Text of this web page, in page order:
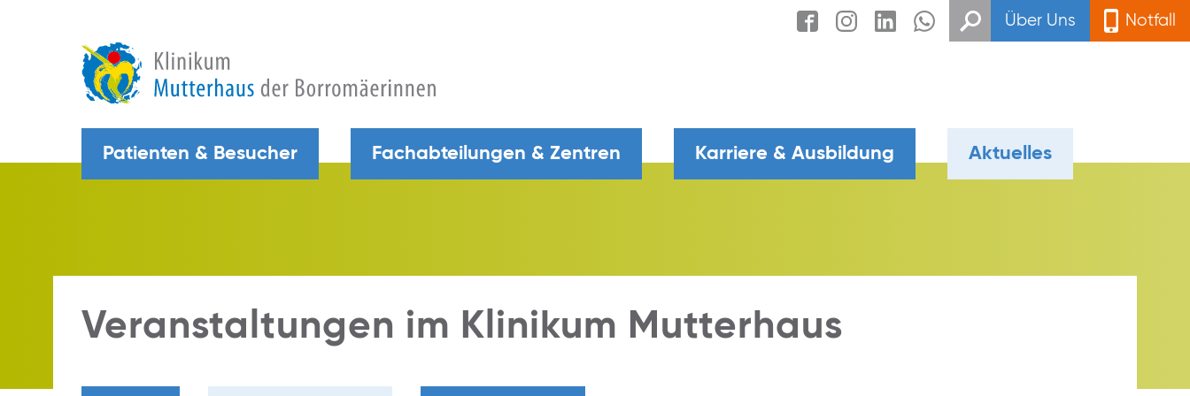
Über Uns Notfall
Patienten & Besucher Fachabteilungen & Zentren Karriere & Ausbildung Aktuelles
Veranstaltungen im Klinikum Mutterhaus